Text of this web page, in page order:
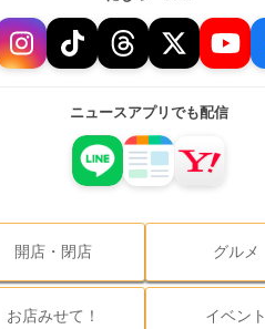
ニュースアプリでも配信
開店・閉店 グルメ
お店みせて！ イベント